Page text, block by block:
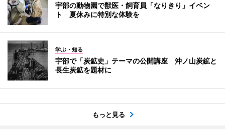
宇部の動物園で獣医・飼育員「なりきり」イベン
ト 夏休みに特別な体験を
学ぶ・知る
宇部で「炭鉱史」テーマの公開講座 沖ノ山炭鉱と
長生炭鉱を題材に
もっと見る